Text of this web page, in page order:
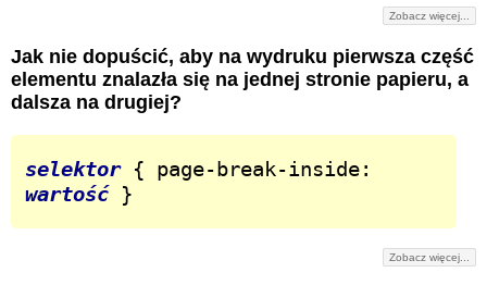
Zobacz więcej...
Jak nie dopuścić, aby na wydruku pierwsza część
elementu znalazła się na jednej stronie papieru, a
dalsza na drugiej?
selektor
wartość }
Zobacz więcej...